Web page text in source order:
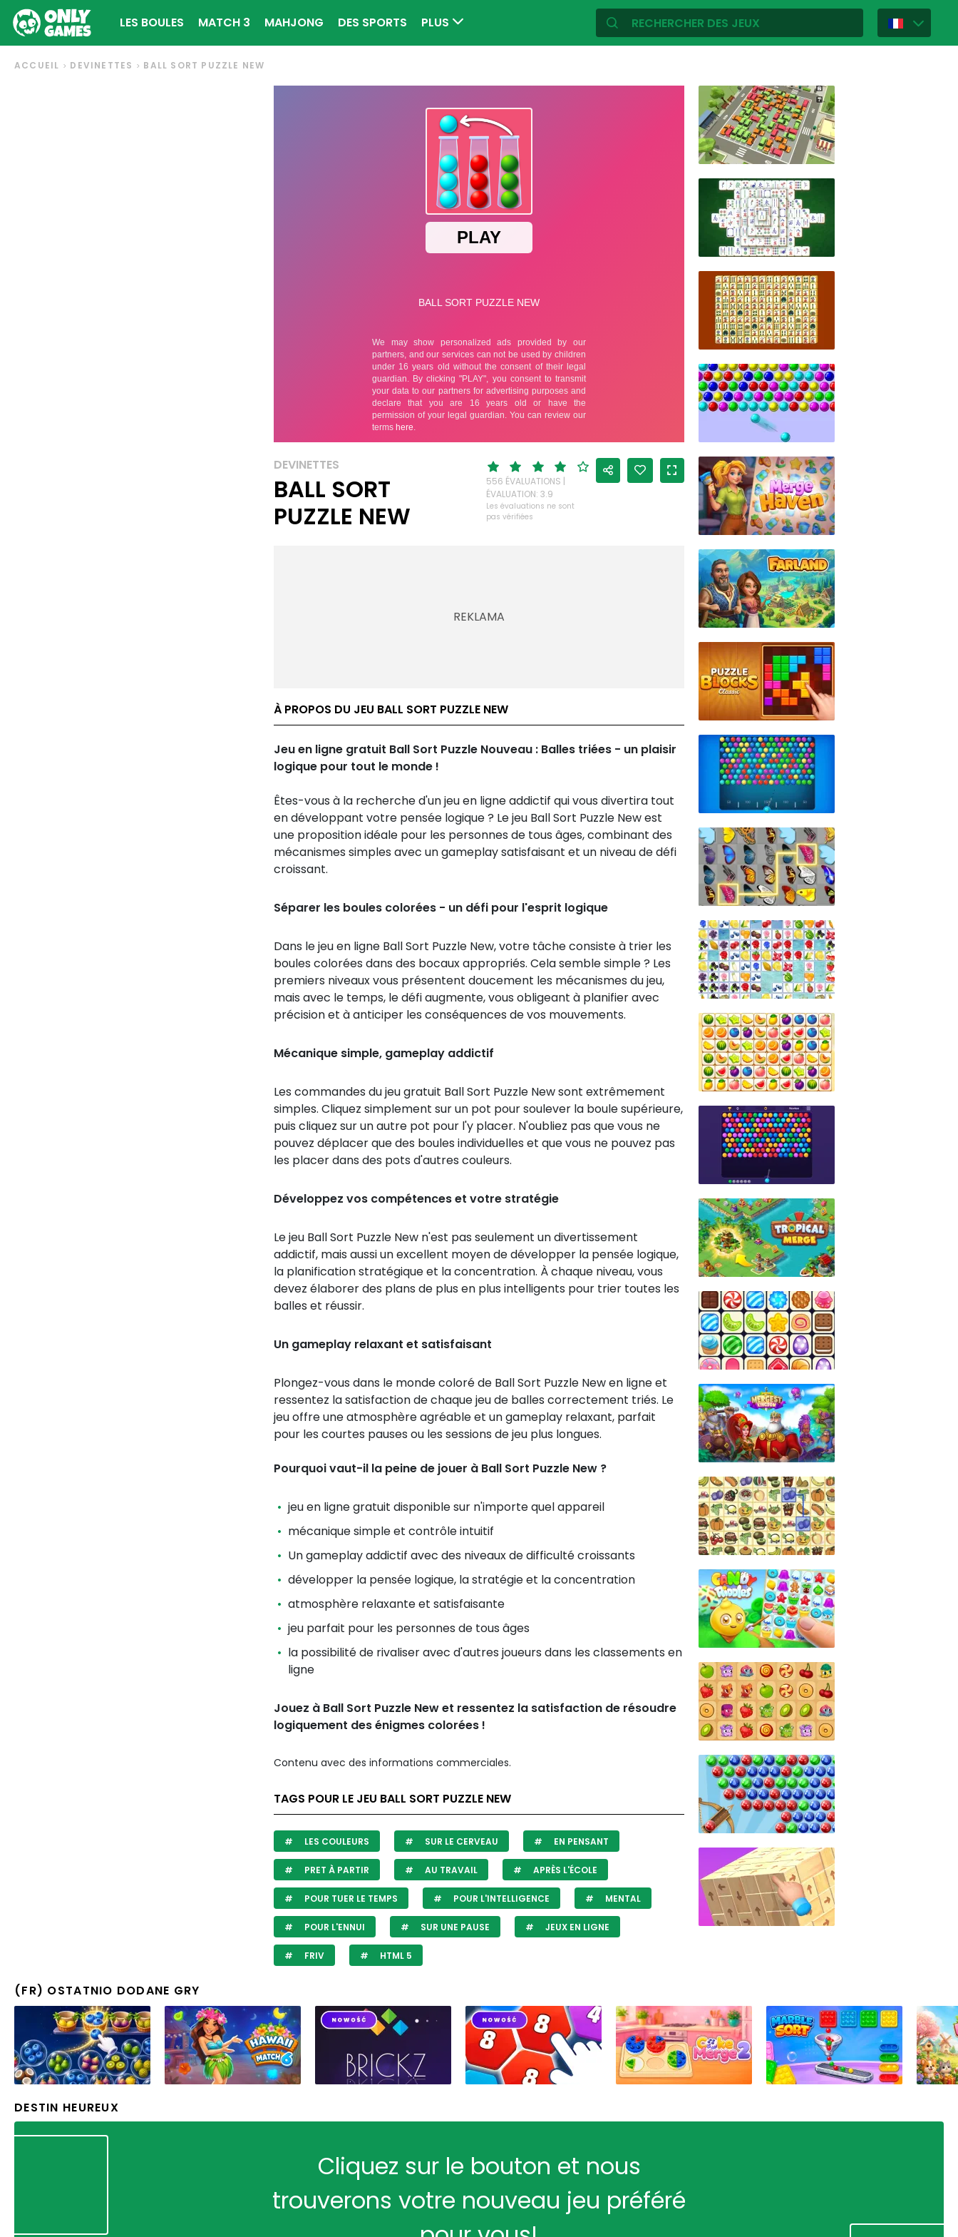
LES BOULES MATCH 3 MAHJONG DES SPORTS PLUS
ACCUEIL DEVINETTES BALL SORT PUZZLE NEW
DEVINETTES
BALL SORT
PUZZLE NEW
556 ÉVALUATIONS |
ÉVALUATION: 3.9
Les évaluations ne sont
pas vérifiées
À PROPOS DU JEU BALL SORT PUZZLE NEW
Jeu en ligne gratuit Ball Sort Puzzle Nouveau : Balles triées - un plaisir
logique pour tout le monde !
Êtes-vous à la recherche d'un jeu en ligne addictif qui vous divertira tout
en développant votre pensée logique ? Le jeu Ball Sort Puzzle New est
une proposition idéale pour les personnes de tous âges, combinant des
mécanismes simples avec un gameplay satisfaisant et un niveau de défi
croissant.
Séparer les boules colorées - un défi pour l'esprit logique
Dans le jeu en ligne Ball Sort Puzzle New, votre tâche consiste à trier les
boules colorées dans des bocaux appropriés. Cela semble simple ? Les
premiers niveaux vous présentent doucement les mécanismes du jeu,
mais avec le temps, le défi augmente, vous obligeant à planifier avec
précision et à anticiper les conséquences de vos mouvements.
Mécanique simple, gameplay addictif
Les commandes du jeu gratuit Ball Sort Puzzle New sont extrêmement
simples. Cliquez simplement sur un pot pour soulever la boule supérieure,
puis cliquez sur un autre pot pour l'y placer. N'oubliez pas que vous ne
pouvez déplacer que des boules individuelles et que vous ne pouvez pas
les placer dans des pots d'autres couleurs.
Développez vos compétences et votre stratégie
Le jeu Ball Sort Puzzle New n'est pas seulement un divertissement
addictif, mais aussi un excellent moyen de développer la pensée logique,
la planification stratégique et la concentration. À chaque niveau, vous
devez élaborer des plans de plus en plus intelligents pour trier toutes les
balles et réussir.
Un gameplay relaxant et satisfaisant
Plongez-vous dans le monde coloré de Ball Sort Puzzle New en ligne et
ressentez la satisfaction de chaque jeu de balles correctement triés. Le
jeu offre une atmosphère agréable et un gameplay relaxant, parfait
pour les courtes pauses ou les sessions de jeu plus longues.
Pourquoi vaut-il la peine de jouer à Ball Sort Puzzle New ?
jeu en ligne gratuit disponible sur n'importe quel appareil
mécanique simple et contrôle intuitif
Un gameplay addictif avec des niveaux de difficulté croissants
développer la pensée logique, la stratégie et la concentration
atmosphère relaxante et satisfaisante
jeu parfait pour les personnes de tous âges
la possibilité de rivaliser avec d'autres joueurs dans les classements en
ligne
Jouez à Ball Sort Puzzle New et ressentez la satisfaction de résoudre
logiquement des énigmes colorées !
Contenu avec des informations commerciales.
TAGS POUR LE JEU BALL SORT PUZZLE NEW
LES COULEURS SUR LE CERVEAU EN PENSANT
PRET À PARTIR AU TRAVAIL APRÈS L'ÉCOLE
POUR TUER LE TEMPS POUR L'INTELLIGENCE MENTAL
POUR L'ENNUI SUR UNE PAUSE JEUX EN LIGNE
FRIV HTML 5
(FR) OSTATNIO DODANE GRY
DESTIN HEUREUX
Cliquez sur le bouton et nous
trouverons votre nouveau jeu préféré